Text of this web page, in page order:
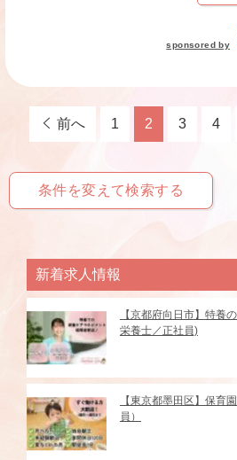
sponsored by
前へ 1 2 3 4
条件を変えて検索する
新着求人情報
【京都府向日市】特養
栄養士／正社員)
【東京都墨田区】保育
員）